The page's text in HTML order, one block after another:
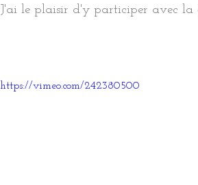
J'ai le plaisir d'y participer avec la
https://vimeo.com/242380500